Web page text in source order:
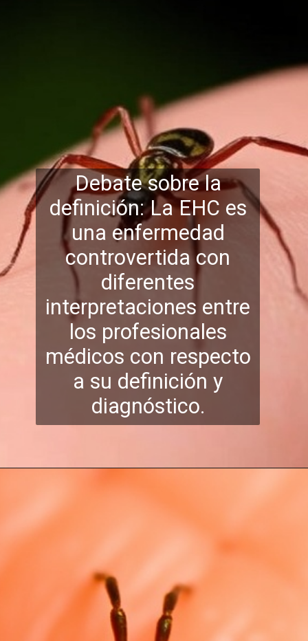
Debate sobre la
definición: La EHC es
una enfermedad
controvertida con
diferentes
interpretaciones entre
los profesionales
médicos con respecto
a su definición y
diagnóstico.